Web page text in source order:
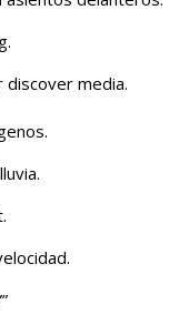
discover media.